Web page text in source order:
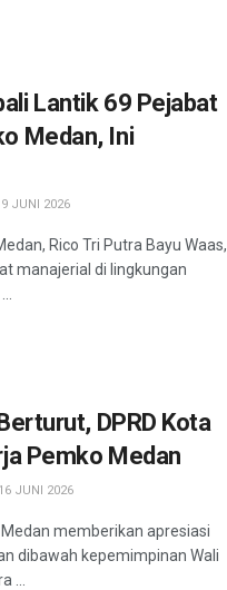
Lantik 69 Pejabat
Medan, Ini
JUNI 2026
Rico Tri Putra Bayu Waas,
manajerial di lingkungan
DPRD Kota
Pemko Medan
JUNI 2026
Medan memberikan apresiasi
dibawah kepemimpinan Wali
...